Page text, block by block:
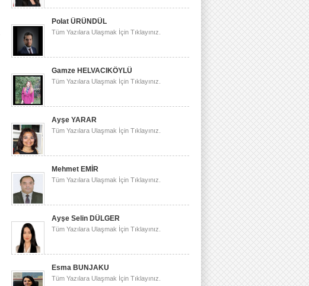
Polat ÜRÜNDÜL
Tüm Yazılara Ulaşmak İçin Tıklayınız.
Gamze HELVACIKÖYLÜ
Tüm Yazılara Ulaşmak İçin Tıklayınız.
Ayşe YARAR
Tüm Yazılara Ulaşmak İçin Tıklayınız.
Mehmet EMİR
Tüm Yazılara Ulaşmak İçin Tıklayınız.
Ayşe Selin DÜLGER
Tüm Yazılara Ulaşmak İçin Tıklayınız.
Esma BUNJAKU
Tüm Yazılara Ulaşmak İçin Tıklayınız.